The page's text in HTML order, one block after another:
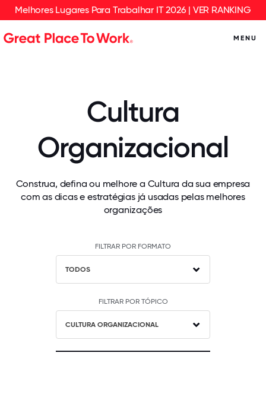
Melhores Lugares Para Trabalhar IT 2026 | VER RANKING
MENU
Cultura
Organizacional
Construa, defina ou melhore a Cultura da sua empresa
com as dicas e estratégias já usadas pelas melhores
organizações
FILTRAR POR FORMATO
TODOS
FILTRAR POR TÓPICO
CULTURA ORGANIZACIONAL